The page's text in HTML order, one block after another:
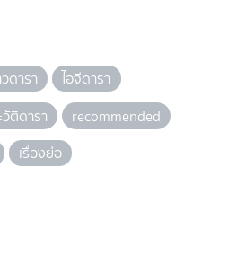
ดารา
ไอจีดารา
วัติดารา
recommended
เรื่องย่อ